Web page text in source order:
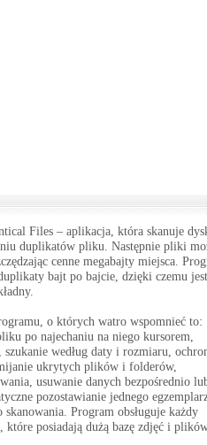
Files – aplikacja, która skanuje
duplikatów pliku. Następnie pliki
cenne megabajty miejsca.
bajt po bajcie, dzięki czemu jest
o których watro wspomnieć to:
po najechaniu na niego kursorem,
według daty i rozmiaru,
ukrytych plików i folderów,
usuwanie danych bezpośrednio
pozostawianie jednego
Program obsługuje każdy
posiadają dużą bazę zdjęć i